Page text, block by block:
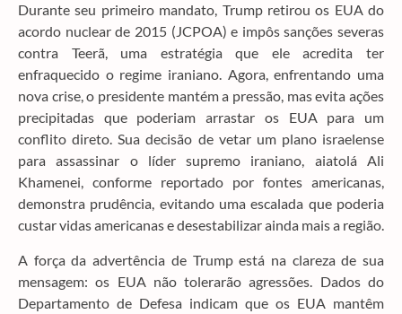
Durante seu primeiro mandato, Trump retirou os EUA do
acordo nuclear de 2015 (JCPOA) e impôs sanções severas
contra Teerã, uma estratégia que ele acredita ter
enfraquecido o regime iraniano. Agora, enfrentando uma
nova crise, o presidente mantém a pressão, mas evita ações
precipitadas que poderiam arrastar os EUA para um
conflito direto. Sua decisão de vetar um plano israelense
para assassinar o líder supremo iraniano, aiatolá Ali
Khamenei, conforme reportado por fontes americanas,
demonstra prudência, evitando uma escalada que poderia
custar vidas americanas e desestabilizar ainda mais a região.
A força da advertência de Trump está na clareza de sua
mensagem: os EUA não tolerarão agressões. Dados do
Departamento de Defesa indicam que os EUA mantêm